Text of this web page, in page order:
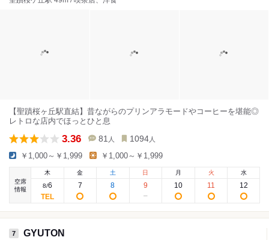
【聖蹟桜ヶ丘駅直結】昔ながらのプリンアラモードやコーヒーを堪能◎
レトロな店内でほっとひと息
3.36 81 人 1094 人
￥1,000～￥1,999 ￥1,000～￥1,999
空席
情報
木
8/6
金
7
土
8
日
9
月
10
火
11
水
12
7 GYUTON